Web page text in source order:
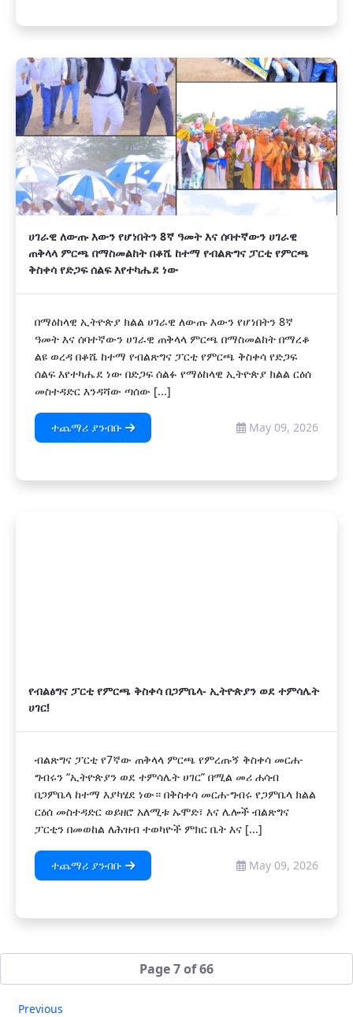
ሀገራዊ ለውጡ እውን የሆነበትን 8ኛ ዓመት እና ሰባተኛውን ሀገራዊ
ጠቅላላ ምርጫ በማስመልከት በቆሼ ከተማ የብልጽግና ፓርቲ የምርጫ
ቅስቀሳ የድጋፍ ሰልፍ እየተካሔደ ነው
በማዕከላዊ ኢትዮጵያ ክልል ሀገራዊ ለውጡ እውን የሆነበትን 8ኛ
ዓመት እና ሰባተኛውን ሀገራዊ ጠቅላላ ምርጫ በማስመልከት በማረቆ
ልዩ ወረዳ በቆሼ ከተማ የብልጽግና ፓርቲ የምርጫ ቅስቀሳ የድጋፍ
ሰልፍ እየተካሔደ ነው በድጋፍ ሰልፉ የማዕከላዊ ኢትዮጵያ ክልል ርዕሰ
መስተዳድር እንዳሻው ጣሰው [...]
ተጨማሪ ያንብቡ May 09, 2026
የብልፅግና ፓርቲ የምርጫ ቅስቀሳ በጋምቤላ- ኢትዮጵያን ወደ ተምሳሌት
ሀገር!
ብልጽግና ፓርቲ የ7ኛው ጠቅላላ ምርጫ የምረጡኝ ቅስቀሳ መርሐ-
ግብሩን “ኢትዮጵያን ወደ ተምሳሌት ሀገር” በሚል መሪ ሐሳብ
በጋምቤላ ከተማ እያካሄደ ነው። በቅስቀሳ መርሐ-ግብሩ የጋምቤላ ክልል
ርዕሰ መስተዳድር ወይዘሮ አለሚቱ ኡሞድ፣ እና ሌሎች ብልጽግና
ፓርቲን በመወከል ለሕዝብ ተወካዮች ምክር ቤት እና [...]
ተጨማሪ ያንብቡ May 09, 2026
Page 7 of 66
Previous